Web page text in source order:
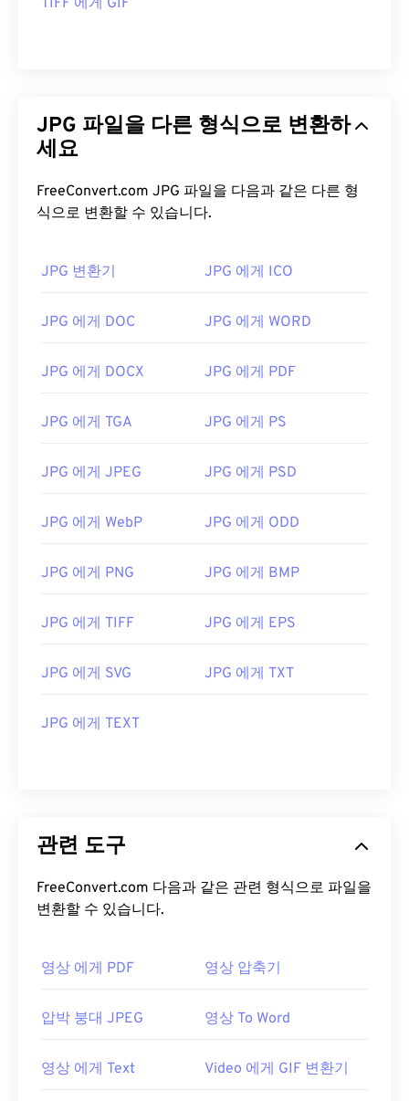
TIFF 에게 GIF
JPG 파일을 다른 형식으로 변환하
세요
FreeConvert.com JPG 파일을 다음과 같은 다른 형
식으로 변환할 수 있습니다.
JPG 변환기 JPG 에게 ICO
JPG 에게 DOC JPG 에게 WORD
JPG 에게 DOCX JPG 에게 PDF
JPG 에게 TGA JPG 에게 PS
JPG 에게 JPEG JPG 에게 PSD
JPG 에게 WebP JPG 에게 ODD
JPG 에게 PNG JPG 에게 BMP
JPG 에게 TIFF JPG 에게 EPS
JPG 에게 SVG JPG 에게 TXT
JPG 에게 TEXT
관련 도구
FreeConvert.com 다음과 같은 관련 형식으로 파일을
변환할 수 있습니다.
영상 에게 PDF 영상 압축기
압박 붕대 JPEG 영상 To Word
영상 에게 Text Video 에게 GIF 변환기